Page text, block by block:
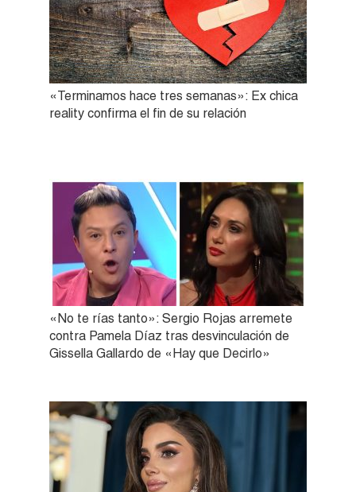
«Terminamos hace tres semanas»: Ex chica
reality confirma el fin de su relación
«No te rías tanto»: Sergio Rojas arremete
contra Pamela Díaz tras desvinculación de
Gissella Gallardo de «Hay que Decirlo»